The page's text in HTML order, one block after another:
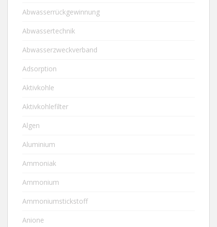
Abwasserrückgewinnung
Abwassertechnik
Abwasserzweckverband
Adsorption
Aktivkohle
Aktivkohlefilter
Algen
Aluminium
Ammoniak
Ammonium
Ammoniumstickstoff
Anione